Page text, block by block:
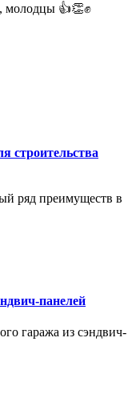
молодцы 👍👏✊
строительства
ряд преимуществ в
панелей
гаража из сэндвич-